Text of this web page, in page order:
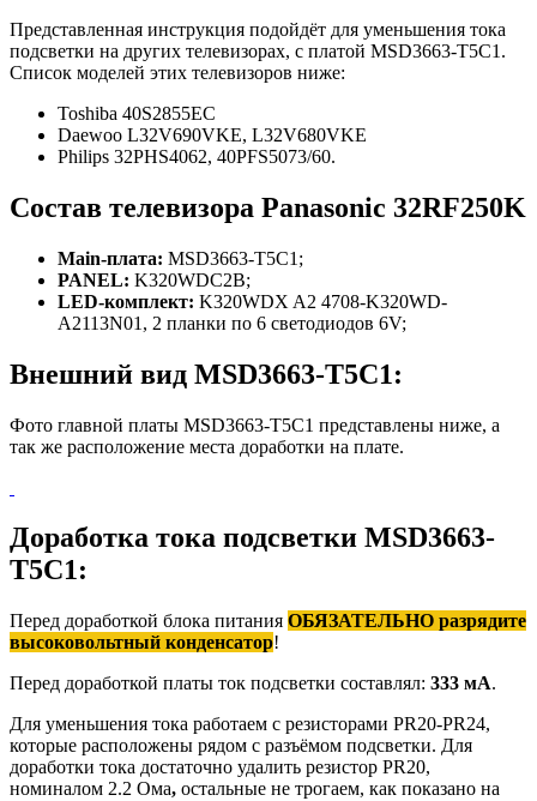
Представленная инструкция подойдёт для уменьшения тока
подсветки на других телевизорах, с платой MSD3663-T5C1.
Список моделей этих телевизоров ниже:
Toshiba 40S2855EC
Daewoo L32V690VKE, L32V680VKE
Philips 32PHS4062, 40PFS5073/60.
Состав телевизора Panasonic 32RF250K
Main-плата: MSD3663-T5C1;
PANEL: K320WDC2B;
LED-комплект: K320WDX A2 4708-K320WD-
A2113N01, 2 планки по 6 светодиодов 6V;
Внешний вид MSD3663-T5C1:
Фото главной платы MSD3663-T5C1 представлены ниже, а
так же расположение места доработки на плате.
Доработка тока подсветки MSD3663-
T5C1:
Перед доработкой блока питания ОБЯЗАТЕЛЬНО разрядите
высоковольтный конденсатор!
Перед доработкой платы ток подсветки составлял: 333 мА.
Для уменьшения тока работаем с резисторами PR20-PR24,
которые расположены рядом с разъёмом подсветки. Для
доработки тока достаточно удалить резистор PR20,
номиналом 2.2 Ома, остальные не трогаем, как показано на